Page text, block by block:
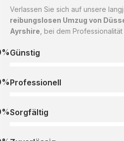
Verlassen Sie sich auf unsere
reibungslosen Umzug von
Ayrshire , bei dem
Günstig
Professionell
Sorgfältig